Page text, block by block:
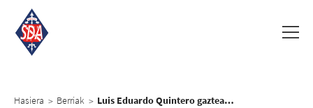
Hasiera > Berriak > Luis Eduardo Quintero gaztearen lagapena